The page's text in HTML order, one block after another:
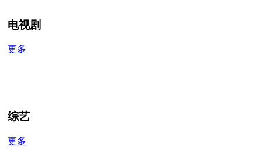
电视剧
更多
综艺
更多